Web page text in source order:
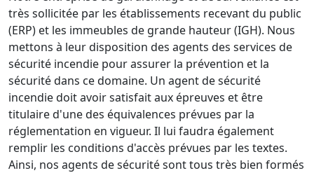
très sollicitée par les établissements recevant du public
(ERP) et les immeubles de grande hauteur (IGH). Nous
mettons à leur disposition des agents des services de
sécurité incendie pour assurer la prévention et la
sécurité dans ce domaine. Un agent de sécurité
incendie doit avoir satisfait aux épreuves et être
titulaire d'une des équivalences prévues par la
réglementation en vigueur. Il lui faudra également
remplir les conditions d'accès prévues par les textes.
Ainsi, nos agents de sécurité sont tous très bien formés